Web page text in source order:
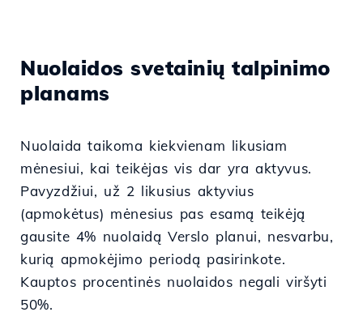
Nuolaidos svetainių talpinimo
planams
Nuolaida taikoma kiekvienam likusiam
mėnesiui, kai teikėjas vis dar yra aktyvus.
Pavyzdžiui, už 2 likusius aktyvius
(apmokėtus) mėnesius pas esamą teikėją
gausite 4% nuolaidą Verslo planui, nesvarbu,
kurią apmokėjimo periodą pasirinkote.
Kauptos procentinės nuolaidos negali viršyti
50%.